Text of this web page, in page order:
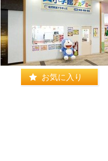
お気に入り